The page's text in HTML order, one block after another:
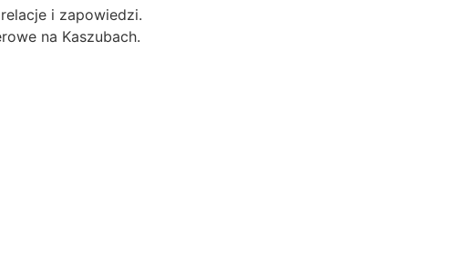
i zapowiedzi.
na Kaszubach.